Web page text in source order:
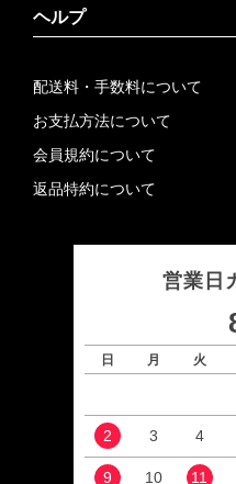
ヘルプ
配送料・手数料について
お支払方法について
会員規約について
返品特約について
営業日
日 月 火
2 3 4
9 10 11